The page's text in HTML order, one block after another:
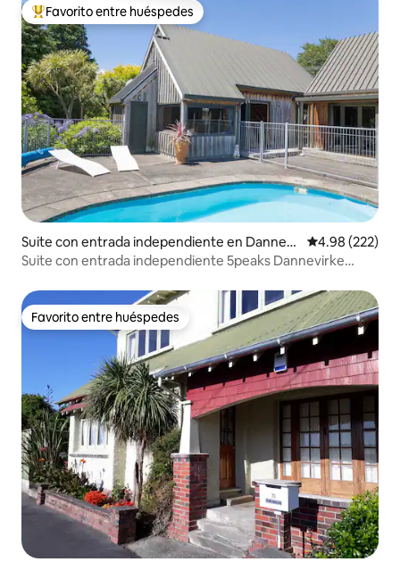
De los mejores en Favorito entre huéspedes
Favorito entre huéspedes
Suite con entrada independiente en Dannevi
rke
Calificación
4.98 (222)
Suite con entrada independiente 5peaks Dannevirke
Favorito entre huéspedes
Favorito entre huéspedes